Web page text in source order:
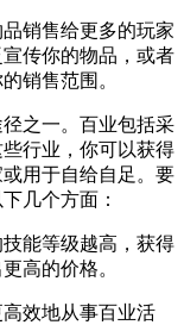
销售给更多的玩家
传你的物品，或者
销售范围。
之一。百业包括采
行业，你可以获得
用于自给自足。要
几个方面：
能等级越高，获得
高的价格。
效地从事百业活